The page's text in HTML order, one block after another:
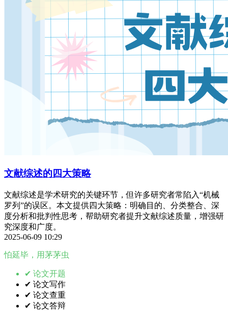
文献综述的四大策略
文献综述是学术研究的关键环节，但许多研究者常陷入“机械
罗列”的误区。本文提供四大策略：明确目的、分类整合、深
度分析和批判性思考，帮助研究者提升文献综述质量，增强研
究深度和广度。
2025-06-09 10:29
怕延毕，用茅茅虫
✔ 论文开题
✔ 论文写作
✔ 论文查重
✔ 论文答辩